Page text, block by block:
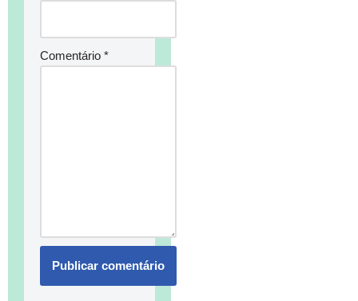
Comentário *